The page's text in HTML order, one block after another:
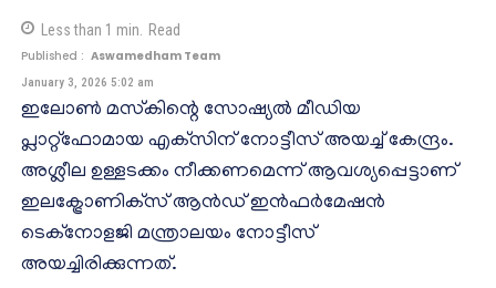
Less than 1 min. Read
Published : Aswamedham Team
January 3, 2026 5:02 am
ഇലോണ്‍ മസ്‌കിന്റെ സോഷ്യല്‍ മീഡിയ
പ്ലാറ്റ്‌ഫോമായ എക്‌സിന് നോട്ടീസ് അയച്ച് കേന്ദ്രം.
അശ്ലീല ഉള്ളടക്കം നീക്കണമെന്ന് ആവശ്യപ്പെട്ടാണ്
ഇലക്ട്രോണിക്‌സ് ആന്‍ഡ് ഇന്‍ഫര്‍മേഷന്‍
ടെക്‌നോളജി മന്ത്രാലയം നോട്ടീസ്
അയച്ചിരിക്കുന്നത്.